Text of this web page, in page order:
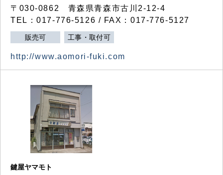
〒030-0862 青森県青森市古川2-12-4
TEL：017-776-5126 / FAX：017-776-5127
販売可 工事・取付可
http://www.aomori-fuki.com
鍵屋ヤマモト